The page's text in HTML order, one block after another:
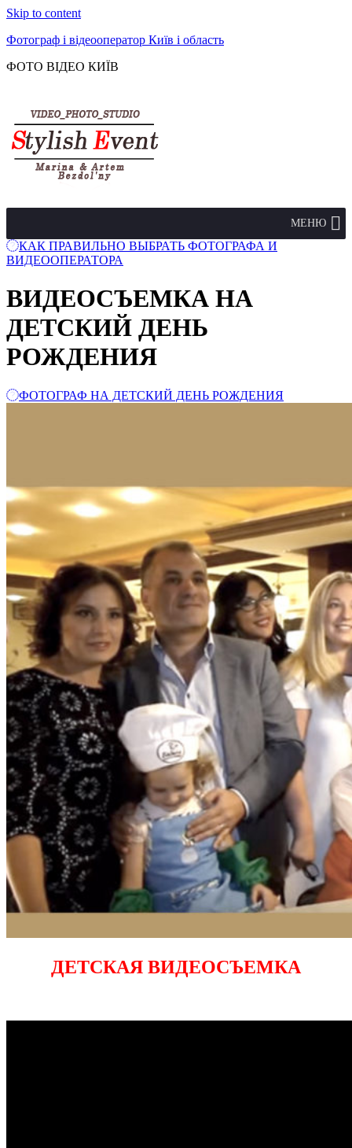
Skip to content
Фотограф і відеооператор Київ і область
ФОТО ВІДЕО КИЇВ
МЕНЮ
КАК ПРАВИЛЬНО ВЫБРАТЬ ФОТОГРАФА И
ВИДЕООПЕРАТОРА
ВИДЕОСЪЕМКА НА
ДЕТСКИЙ ДЕНЬ
РОЖДЕНИЯ
ФОТОГРАФ НА ДЕТСКИЙ ДЕНЬ РОЖДЕНИЯ
ДЕТСКАЯ ВИДЕОСЪЕМКА